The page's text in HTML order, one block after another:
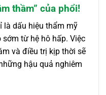
thầm” của phổi!
là dấu hiệu thẩm mỹ
từ hệ hô hấp. Việc
và điều trị kịp thời sẽ
hậu quả nghiêm